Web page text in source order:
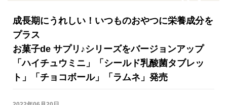
成長期にうれしい！いつものおやつに栄養成分を
プラス
お菓子de サプリ♪シリーズをバージョンアップ
「ハイチュウミニ」「シールド乳酸菌タブレッ
ト」「チョコボール」「ラムネ」発売